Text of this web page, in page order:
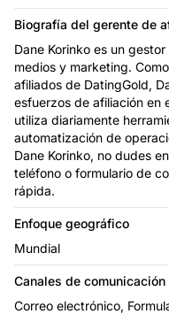
Biografía del gerente de
Dane Korinko es un
medios y marketing.
afiliados de DatingGold,
esfuerzos de afiliación en
utiliza diariamente
automatización de
Dane Korinko, no dudes
teléfono o formulario de
rápida.
Enfoque geográfico
Mundial
Canales de comunicación
Correo electrónico,